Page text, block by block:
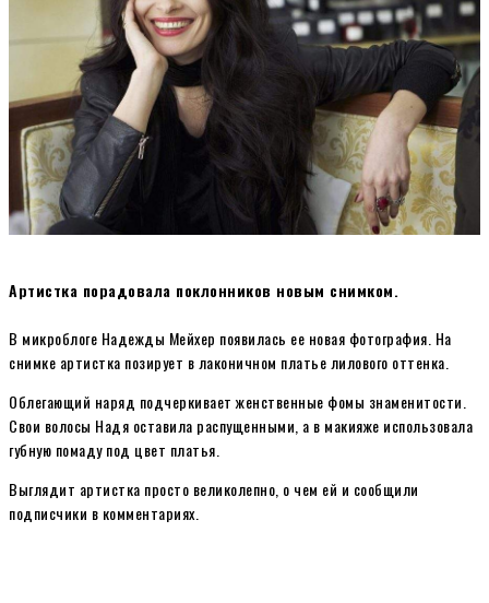
Артистка порадовала поклонников новым снимком.
В микроблоге Надежды Мейхер появилась ее новая фотография. На
снимке артистка позирует в лаконичном платье лилового оттенка.
Облегающий наряд подчеркивает женственные фомы знаменитости.
Свои волосы Надя оставила распущенными, а в макияже использовала
губную помаду под цвет платья.
Выглядит артистка просто великолепно, о чем ей и сообщили
подписчики в комментариях.